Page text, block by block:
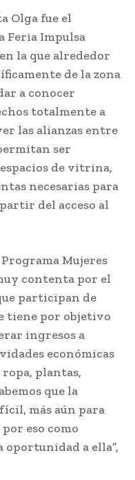
Olga fue el
Feria Impulsa
la que alrededor
de la zona
a conocer
totalmente a
las alianzas entre
ser
de vitrina,
necesarias para
del acceso al
Mujeres
contenta por el
participan de
tiene por objetivo
ingresos a
económicas
plantas,
que la
más aún para
eso como
oportunidad a ella”,